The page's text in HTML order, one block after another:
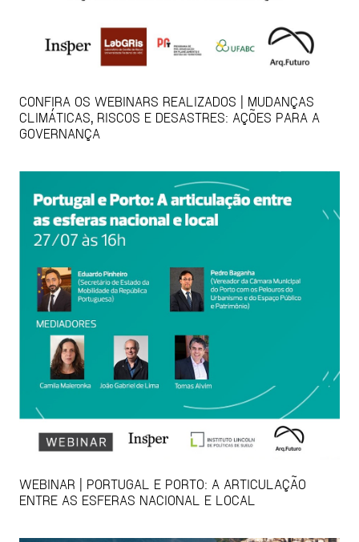
CONFIRA OS WEBINARS REALIZADOS | MUDANÇAS
CLIMÁTICAS, RISCOS E DESASTRES: AÇÕES PARA A
GOVERNANÇA
WEBINAR | PORTUGAL E PORTO: A ARTICULAÇÃO
ENTRE AS ESFERAS NACIONAL E LOCAL